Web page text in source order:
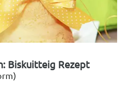
Biskuitteig Rezept